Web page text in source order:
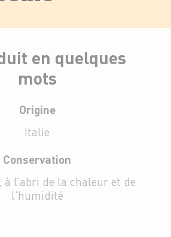
en quelques
mots
Origine
Italie
Conservation
à l’abri de la chaleur et de
l'humidité